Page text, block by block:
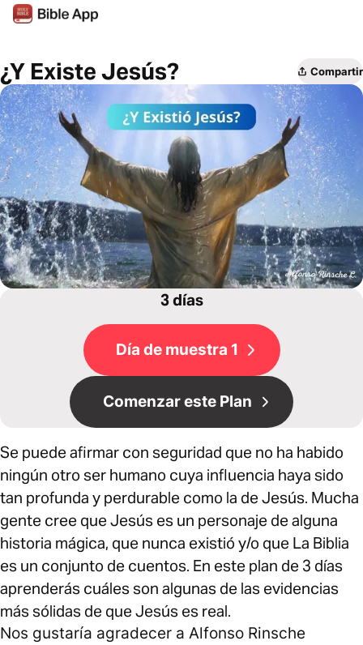
¿Y Existe Jesús? Compartir
3 días
Día de muestra 1
Comenzar este Plan
Se puede afirmar con seguridad que no ha habido
ningún otro ser humano cuya influencia haya sido
tan profunda y perdurable como la de Jesús. Mucha
gente cree que Jesús es un personaje de alguna
historia mágica, que nunca existió y/o que La Biblia
es un conjunto de cuentos. En este plan de 3 días
aprenderás cuáles son algunas de las evidencias
más sólidas de que Jesús es real.
Nos gustaría agradecer a Alfonso Rinsche